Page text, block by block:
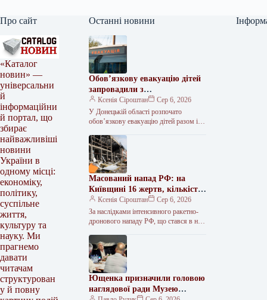
Про сайт
«Каталог
новин» —
універсальни
й
інформаційни
й портал, що
збирає
найважливіші
новини
України в
одному місці:
економіку,
політику,
суспільне
життя,
культуру та
науку. Ми
прагнемо
давати
читачам
структурован
у й повну
Останні новини
Обов’язкову евакуацію дітей
запровадили з
найнебезпечніших зон
Краматорська та двох сусідніх
селищ.
Ксенія Сіроштан
Сер 6, 2026
У Донецькій області розпочато
обов’язкову евакуацію дітей разом із
Красноторка та Біленьке, а також
найбільш вразливих…
Масований напад РФ: на
Київщині 16 жертв, кількість
поранених сягнула 36
Ксенія Сіроштан
Сер 6, 2026
За наслідками інтенсивного ракетно-
дронового нападу РФ, що стався в ніч
зафіксовано 36 поранених, 16 людей…
Ющенка призначили головою
наглядової ради Музею